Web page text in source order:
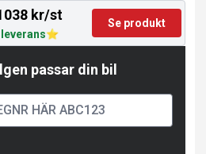
kr/st Se produkt
passar din bil